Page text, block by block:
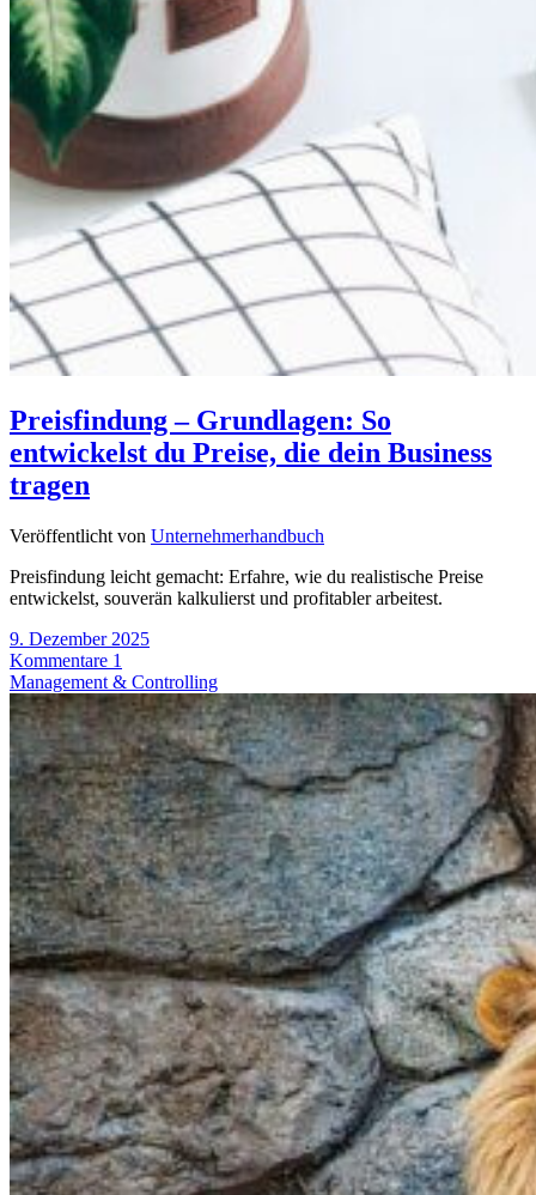
Preisfindung – Grundlagen: So
entwickelst du Preise, die dein Business
tragen
Veröffentlicht von Unternehmerhandbuch
Preisfindung leicht gemacht: Erfahre, wie du realistische Preise
entwickelst, souverän kalkulierst und profitabler arbeitest.
9. Dezember 2025
Kommentare 1
Management & Controlling